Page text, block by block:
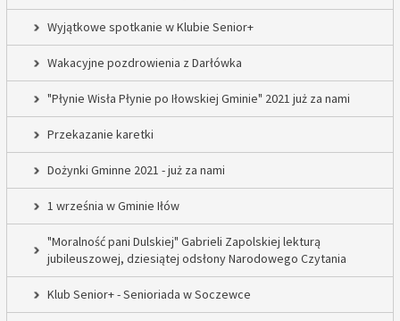
Wyjątkowe spotkanie w Klubie Senior+
Wakacyjne pozdrowienia z Darłówka
"Płynie Wisła Płynie po Iłowskiej Gminie" 2021 już za nami
Przekazanie karetki
Dożynki Gminne 2021 - już za nami
1 września w Gminie Iłów
"Moralność pani Dulskiej" Gabrieli Zapolskiej lekturą
jubileuszowej, dziesiątej odsłony Narodowego Czytania
Klub Senior+ - Senioriada w Soczewce